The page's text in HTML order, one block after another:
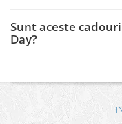
Sunt aceste
Day?